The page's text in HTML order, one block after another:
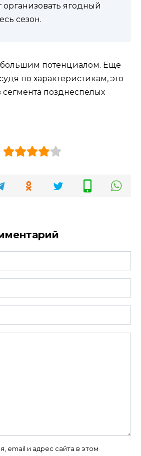
организовать ягодный
сезон.
большим потенциалом. Еще
по характеристикам, это
позднеспелых
email и адрес сайта в этом